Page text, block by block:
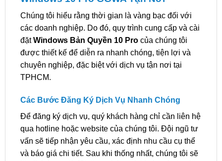
Chúng tôi hiểu rằng thời gian là vàng bạc đối với
các doanh nghiệp. Do đó, quy trình cung cấp và cài
đặtWindows Bản Quyền 10 Procủa chúng tôi
được thiết kế để diễn ra nhanh chóng, tiện lợi và
chuyên nghiệp, đặc biệt với dịch vụ tận nơi tại
TPHCM.
Các Bước Đăng Ký Dịch Vụ Nhanh Chóng
Để đăng ký dịch vụ, quý khách hàng chỉ cần liên hệ
qua hotline hoặc website của chúng tôi. Đội ngũ tư
vấn sẽ tiếp nhận yêu cầu, xác định nhu cầu cụ thể
và báo giá chi tiết. Sau khi thống nhất, chúng tôi sẽ